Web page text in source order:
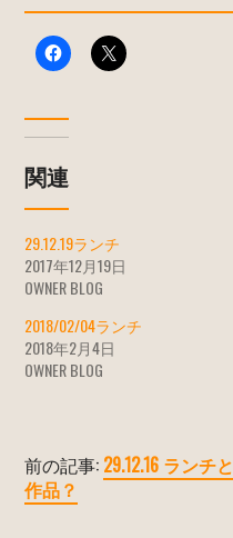
関連
29.12.19ランチ
2017年12月19日
OWNER BLOG
2018/02/04ランチ
2018年2月4日
OWNER BLOG
前の記事: 29.12.16 ランチと
作品？